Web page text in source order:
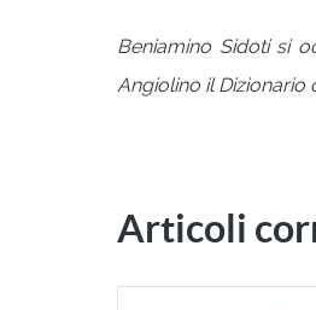
Beniamino Sidoti si
Angiolino il Dizionario
Articoli